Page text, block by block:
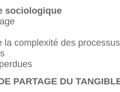
sociologique
la complexité des processus
PARTAGE DU